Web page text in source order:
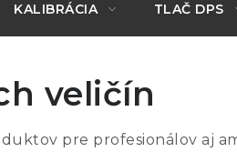
KALIBRÁCIA TLAČ DPS
veličín
pre profesionálov aj